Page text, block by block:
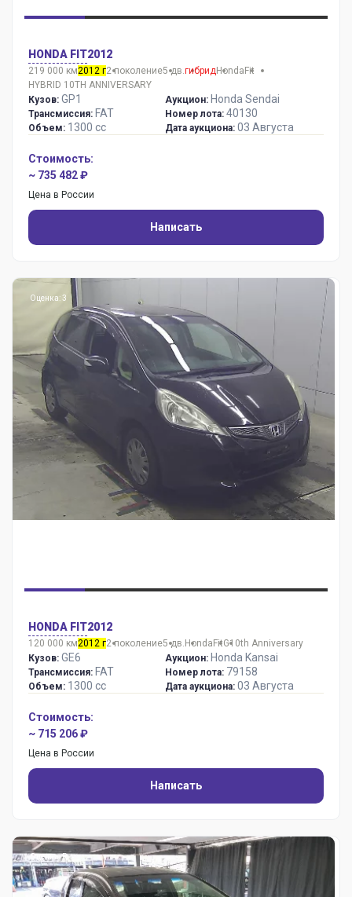
HONDA FIT2012
219 000 км2012 г2 поколение5 дв.гибридHonda Fit
HYBRID 10TH ANNIVERSARY
Кузов: GP1
Трансмиссия: FAT
Объем: 1300 сс
Аукцион: Honda Sendai
Номер лота: 40130
Дата аукциона: 03 Августа
Стоимость:
~ 735 482 ₽
Цена в России
Написать
Оценка: 3
HONDA FIT2012
120 000 км2012 г2 поколение5 дв. Honda FitG10th Anniversary
Кузов: GE6
Трансмиссия: FAT
Объем: 1300 сс
Аукцион: Honda Kansai
Номер лота: 79158
Дата аукциона: 03 Августа
Стоимость:
~ 715 206 ₽
Цена в России
Написать
Оценка: R